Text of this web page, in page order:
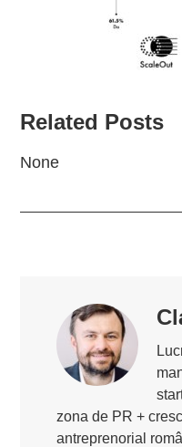
Related Posts
None
zona de PR +
antreprenorial